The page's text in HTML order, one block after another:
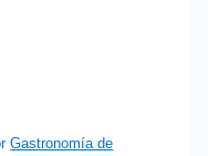
Gastronomía de